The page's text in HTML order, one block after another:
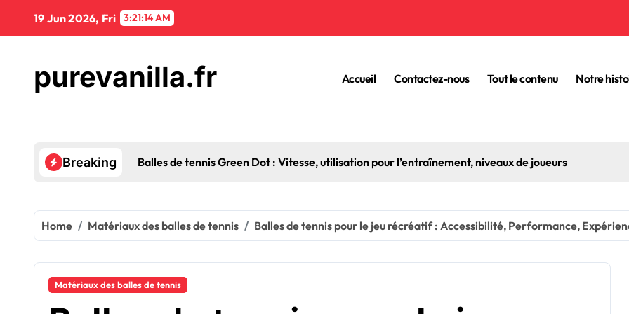
content
19 Jun 2026, Fri 3:21:15 AM
purevanilla.fr Accueil Contactez-nous Tout le contenu Notre
Breaking Balles de tennis Green Dot : Vitesse, utilisation pour l’entraînement, niveaux de joueurs
Home Matériaux des balles de tennis Balles de tennis pour le jeu récréatif : Accessibilité, Performance,
Matériaux des balles de tennis